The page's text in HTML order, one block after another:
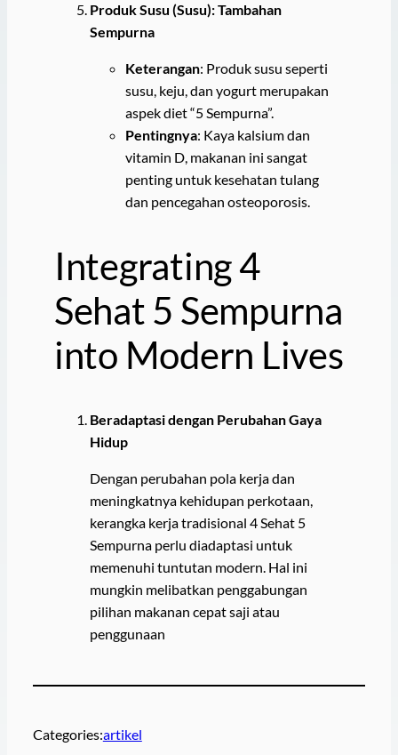
Produk Susu (Susu): Tambahan
Sempurna
Keterangan: Produk susu seperti
susu, keju, dan yogurt merupakan
aspek diet “5 Sempurna”.
Pentingnya: Kaya kalsium dan
vitamin D, makanan ini sangat
penting untuk kesehatan tulang
dan pencegahan osteoporosis.
Integrating 4
Sehat 5 Sempurna
into Modern Lives
Beradaptasi dengan Perubahan Gaya
Hidup
Dengan perubahan pola kerja dan
meningkatnya kehidupan perkotaan,
kerangka kerja tradisional 4 Sehat 5
Sempurna perlu diadaptasi untuk
memenuhi tuntutan modern. Hal ini
mungkin melibatkan penggabungan
pilihan makanan cepat saji atau
penggunaan
Categories:artikel